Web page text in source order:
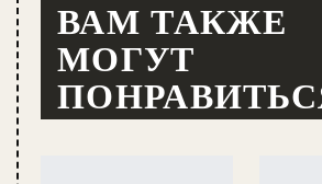
ВАМ ТАКЖЕ
МОГУТ